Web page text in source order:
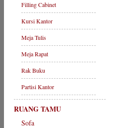
Filling Cabinet
Kursi Kantor
Meja Tulis
Meja Rapat
Rak Buku
Partisi Kantor
RUANG TAMU
Sofa